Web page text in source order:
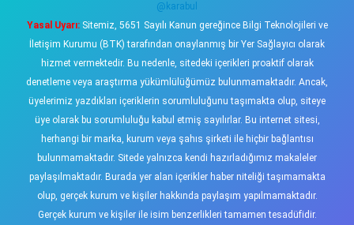
@karabul
Yasal Uyarı:Sitemiz, 5651 Sayılı Kanun gereğince Bilgi Teknolojileri ve
İletişim Kurumu (BTK) tarafından onaylanmış bir Yer Sağlayıcı olarak
hizmet vermektedir. Bu nedenle, sitedeki içerikleri proaktif olarak
denetleme veya araştırma yükümlülüğümüz bulunmamaktadır. Ancak,
üyelerimiz yazdıkları içeriklerin sorumluluğunu taşımakta olup, siteye
üye olarak bu sorumluluğu kabul etmiş sayılırlar. Bu internet sitesi,
herhangi bir marka, kurum veya şahıs şirketi ile hiçbir bağlantısı
bulunmamaktadır. Sitede yalnızca kendi hazırladığımız makaleler
paylaşılmaktadır. Burada yer alan içerikler haber niteliği taşımamakta
olup, gerçek kurum ve kişiler hakkında paylaşım yapılmamaktadır.
Gerçek kurum ve kişiler ile isim benzerlikleri tamamen tesadüfidir.